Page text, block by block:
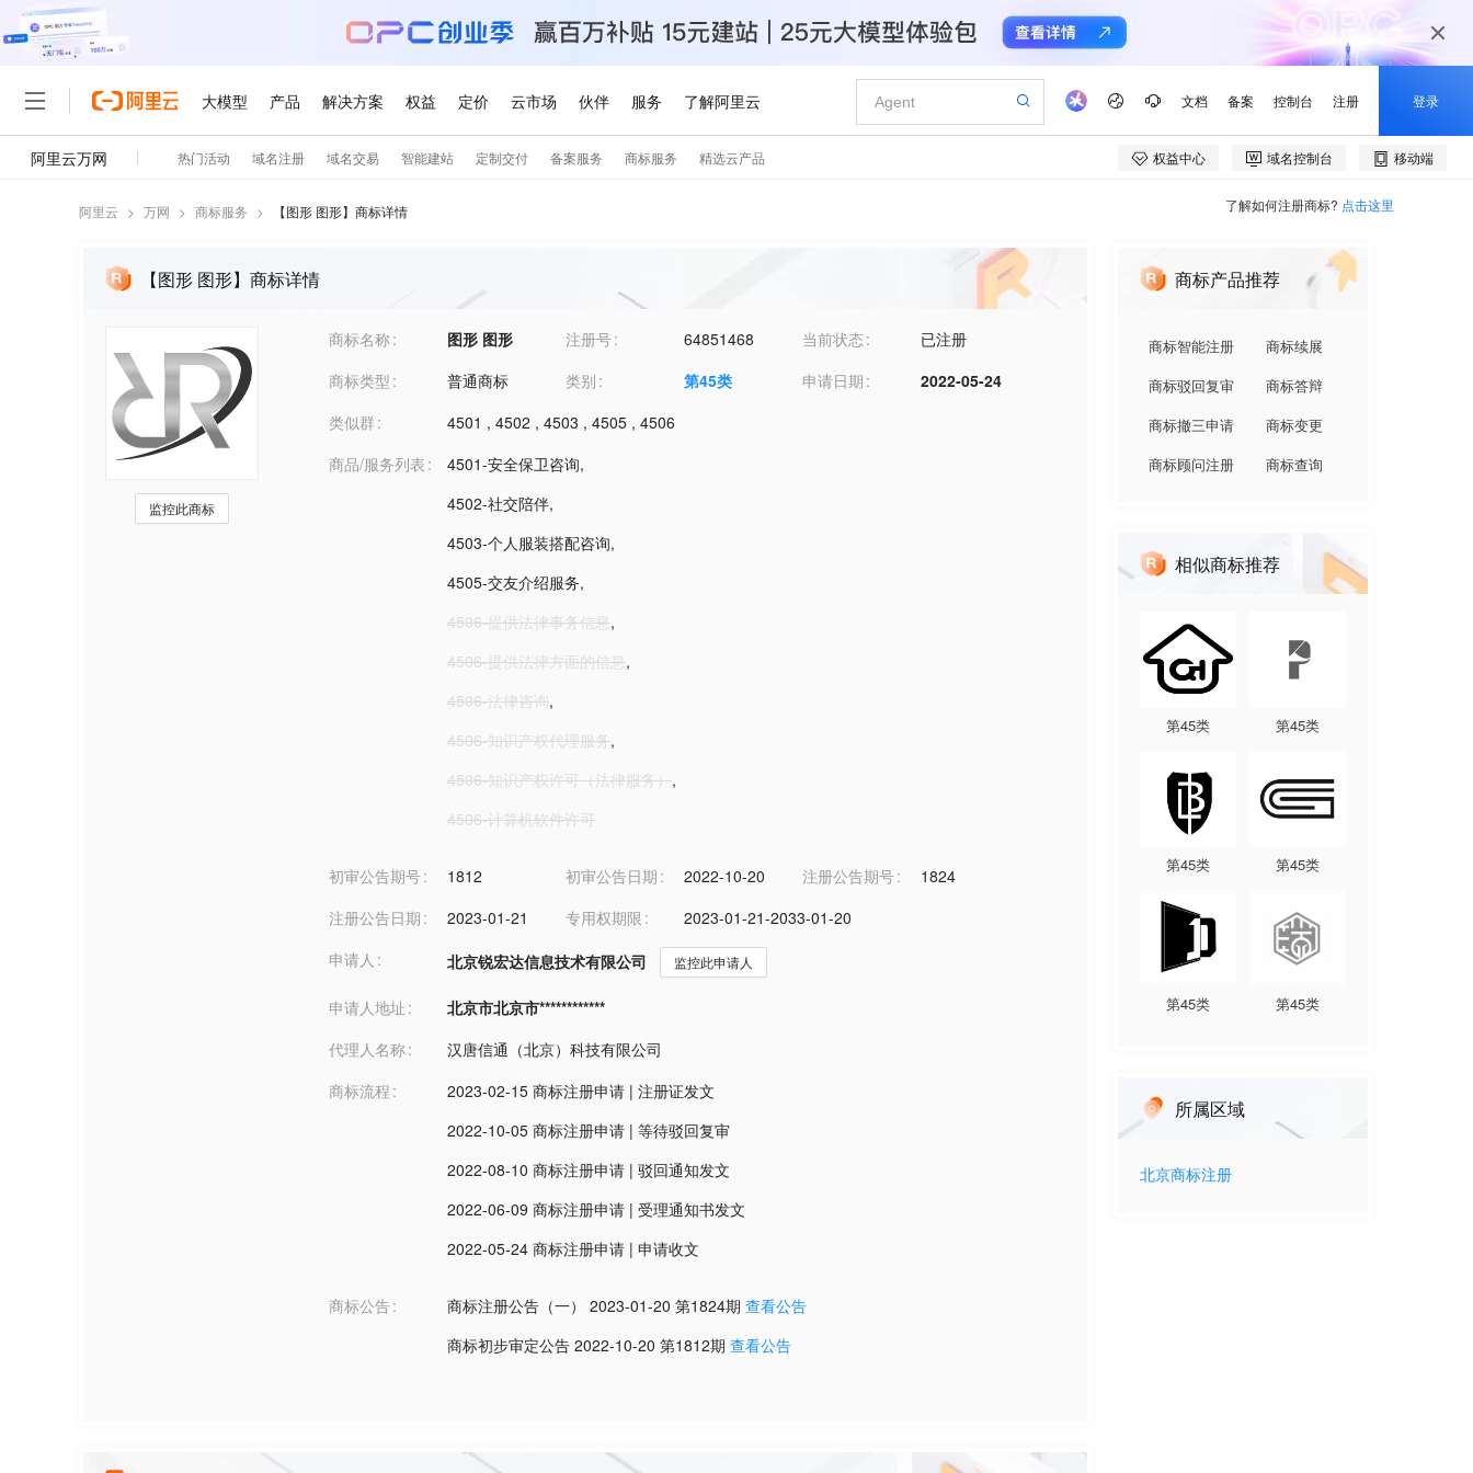
阿里云 > 万网 > 商标服务 > 【图形 图形】商标详情 了解如何注册商标? 点击这里
【图形 图形】商标详情
监控此商标
商标名称 图形 图形 注册号 64851468 当前状态
已注册
商标类型
普通商标 类别 第45类 申请日期
2022-05-24
类似群
4501 , 4502 , 4503 , 4505 , 4506
商品/服务列表
4501-安全保卫咨询,
4502-社交陪伴,
4503-个人服装搭配咨询,
4505-交友介绍服务,
4506-提供法律事务信息,
4506-提供法律方面的信息,
4506-法律咨询,
4506-知识产权代理服务,
4506-知识产权许可（法律服务）,
4506-计算机软件许可
初审公告期号 1812 初审公告日期 2022-10-20 注册公告期号
1824
注册公告日期
2023-01-21 专用权期限
2023-01-21-2033-01-20
申请人
北京锐宏达信息技术有限公司 监控此申请人
申请人地址
北京市北京市************
代理人名称
汉唐信通（北京）科技有限公司
商标流程
2023-02-15 商标注册申请 | 注册证发文
2022-10-05 商标注册申请 | 等待驳回复审
2022-08-10 商标注册申请 | 驳回通知发文
2022-06-09 商标注册申请 | 受理通知书发文
2022-05-24 商标注册申请 | 申请收文
商标公告 商标注册公告（一） 2023-01-20 第1824期 查看公告
商标初步审定公告 2022-10-20 第1812期 查看公告
商标产品推荐
商标智能注册
商标续展
商标驳回复审
商标答辩
商标撤三申请
商标变更
商标顾问注册
商标查询
相似商标推荐
第45类 第45类
第45类 第45类
第45类 第45类
所属区域
北京商标注册